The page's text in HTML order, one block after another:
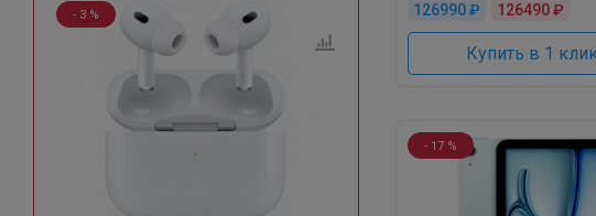
- 3 % 126990 ₽ 126490 ₽
Купить в 1
- 17 %